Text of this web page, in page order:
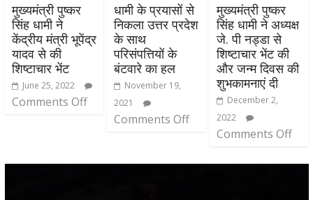
मुख्यमंत्री पुष्कर
सिंह धामी ने
केंद्रीय मंत्री भूपेंद्र
यादव से की
शिष्टाचार भेंट
June 25, 2022
Comments Off
धामी के प्रयासों से
निकला उत्तर प्रदेश
के साथ
परिसंपत्तियों के
बंटवारे का हल
November 19,
2021
Comments Off
मुख्यमंत्री पुष्कर
सिंह धामी ने अध्यक्ष
जे. पी नड्डा से
शिष्टाचार भेंट की
और जन्म दिवस की
शुभकामनाएं दी
December 2,
2022
Comments Off